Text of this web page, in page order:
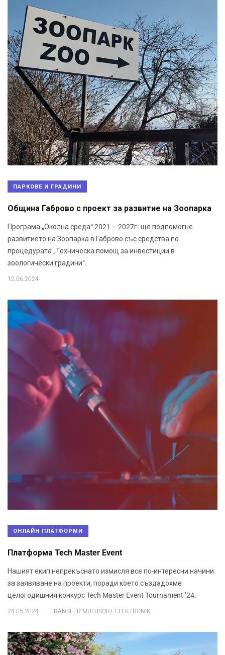
ПАРКОВЕ И ГРАДИНИ
Община Габрово с проект за развитие на Зоопарка
Програма „Околна среда“ 2021 – 2027г. ще подпомогне
развитието на Зоопарка в Габрово със средства по
процедурата „Техническа помощ за инвестиции в
зоологически градини“.
12.06.2024
ОНЛАЙН ПЛАТФОРМИ
Платформа Tech Master Event
Нашият екип непрекъснато измисля все по-интересни начини
за заявяване на проекти, поради което създадохме
целогодишния конкурс Tech Master Event Tournament ’24.
24.05.2024 . TRANSFER MULTISORT ELEKTRONIK